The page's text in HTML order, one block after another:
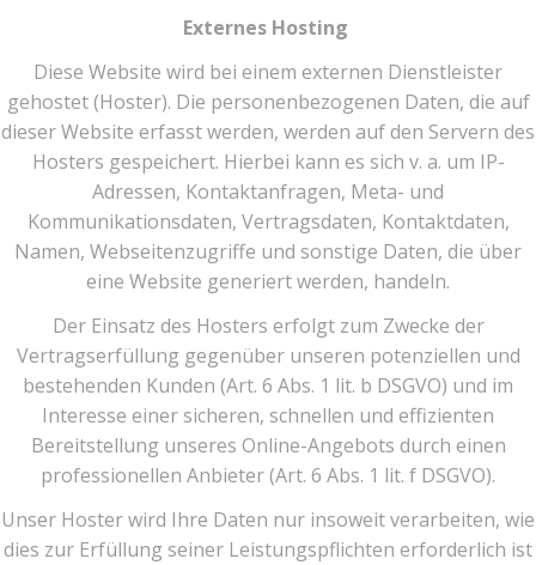
Externes Hosting
Diese Website wird bei einem externen Dienstleister
gehostet (Hoster). Die personenbezogenen Daten, die auf
dieser Website erfasst werden, werden auf den Servern des
Hosters gespeichert. Hierbei kann es sich v. a. um IP-
Adressen, Kontaktanfragen, Meta- und
Kommunikationsdaten, Vertragsdaten, Kontaktdaten,
Namen, Webseitenzugriffe und sonstige Daten, die über
eine Website generiert werden, handeln.
Der Einsatz des Hosters erfolgt zum Zwecke der
Vertragserfüllung gegenüber unseren potenziellen und
bestehenden Kunden (Art. 6 Abs. 1 lit. b DSGVO) und im
Interesse einer sicheren, schnellen und effizienten
Bereitstellung unseres Online-Angebots durch einen
professionellen Anbieter (Art. 6 Abs. 1 lit. f DSGVO).
Unser Hoster wird Ihre Daten nur insoweit verarbeiten, wie
dies zur Erfüllung seiner Leistungspflichten erforderlich ist